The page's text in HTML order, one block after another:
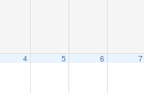
4 5 6 7